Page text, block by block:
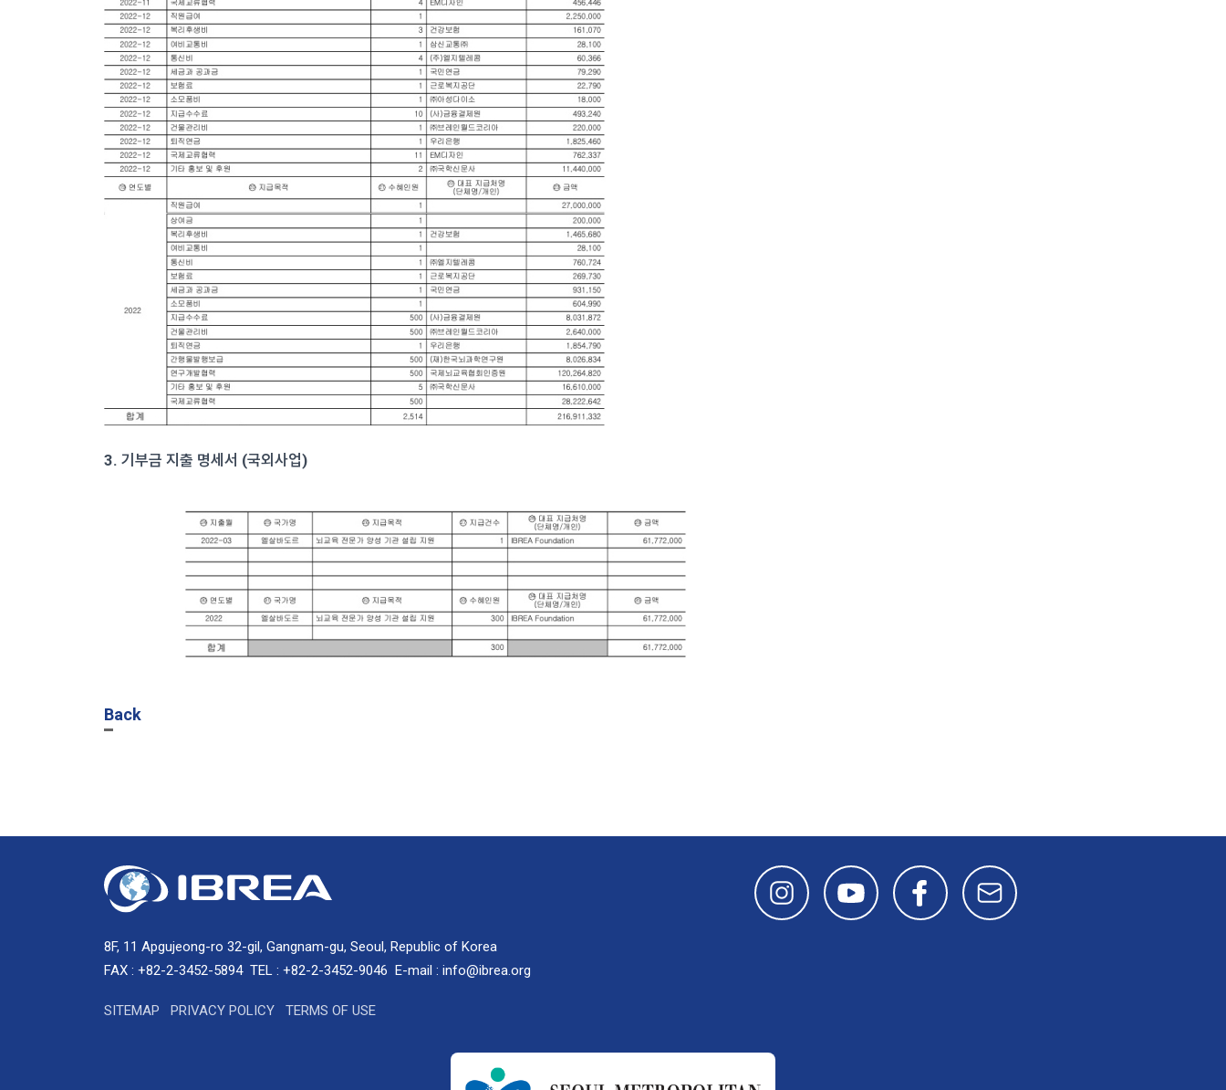
3. 기부금 지출 명세서 (국외사업)
Back
8F, 11 Apgujeong-ro 32-gil, Gangnam-gu, Seoul, Republic of Korea
FAX : +82-2-3452-5894 TEL : +82-2-3452-9046 E-mail : info@ibrea.org
SITEMAP PRIVACY POLICY TERMS OF USE